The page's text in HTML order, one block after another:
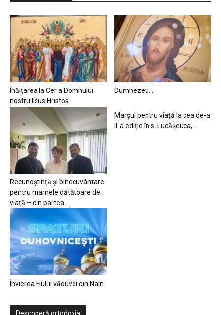
Înălțarea la Cer a Domnului
nostru Iisus Hristos
Dumnezeu…
Recunoștință și binecuvântare
pentru mamele dătătoare de
viață – din partea...
Marșul pentru viață la cea de-a
II-a ediție în s. Lucășeuca,...
Învierea Fiului văduvei din Nain
Descoperă ortodoxia